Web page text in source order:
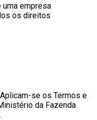
uma empresa
os direitos
se os Termos e
da Fazenda